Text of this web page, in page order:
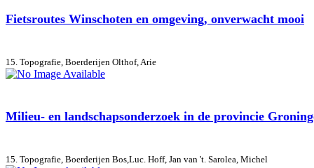
Fietsroutes Winschoten en omgeving, onverwacht mooi
15. Topografie, Boerderijen Olthof, Arie
Milieu- en landschapsonderzoek in de provincie
15. Topografie, Boerderijen Bos,Luc. Hoff, Jan van 't. Sarolea, Michel